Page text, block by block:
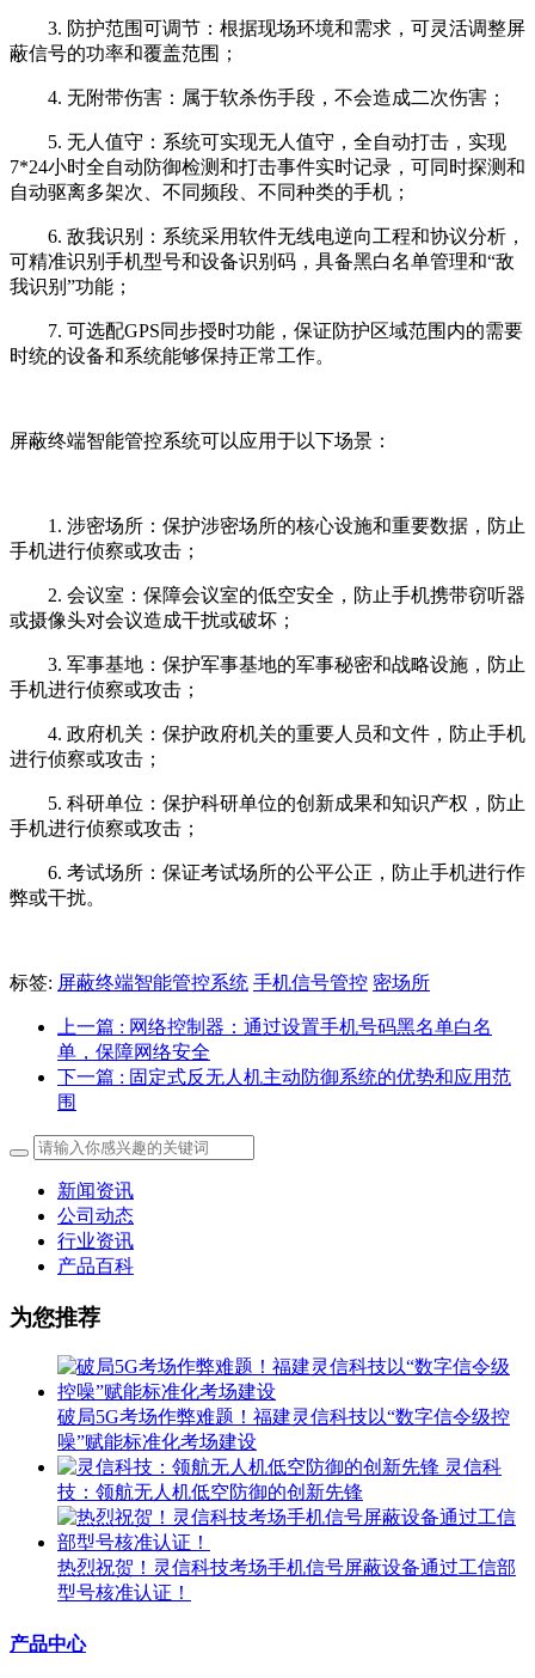
3. 防护范围可调节：根据现场环境和需求，可灵活调整屏
蔽信号的功率和覆盖范围；
4. 无附带伤害：属于软杀伤手段，不会造成二次伤害；
5. 无人值守：系统可实现无人值守，全自动打击，实现
7*24小时全自动防御检测和打击事件实时记录，可同时探测和
自动驱离多架次、不同频段、不同种类的手机；
6. 敌我识别：系统采用软件无线电逆向工程和协议分析，
可精准识别手机型号和设备识别码，具备黑白名单管理和“敌
我识别”功能；
7. 可选配GPS同步授时功能，保证防护区域范围内的需要
时统的设备和系统能够保持正常工作。
屏蔽终端智能管控系统可以应用于以下场景：
1. 涉密场所：保护涉密场所的核心设施和重要数据，防止
手机进行侦察或攻击；
2. 会议室：保障会议室的低空安全，防止手机携带窃听器
或摄像头对会议造成干扰或破坏；
3. 军事基地：保护军事基地的军事秘密和战略设施，防止
手机进行侦察或攻击；
4. 政府机关：保护政府机关的重要人员和文件，防止手机
进行侦察或攻击；
5. 科研单位：保护科研单位的创新成果和知识产权，防止
手机进行侦察或攻击；
6. 考试场所：保证考试场所的公平公正，防止手机进行作
弊或干扰。
标签: 屏蔽终端智能管控系统 手机信号管控 密场所
上一篇 : 网络控制器：通过设置手机号码黑名单白名
单，保障网络安全
下一篇 : 固定式反无人机主动防御系统的优势和应用范
围
新闻资讯
公司动态
行业资讯
产品百科
为您推荐
破局5G考场作弊难题！福建灵信科技以“数字信令级控
噪”赋能标准化考场建设
灵信科
技：领航无人机低空防御的创新先锋
热烈祝贺！灵信科技考场手机信号屏蔽设备通过工信部
型号核准认证！
产品中心